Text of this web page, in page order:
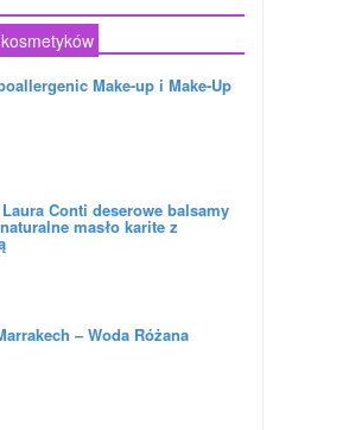
Make-up i Make-Up
Conti deserowe balsamy
masło karite z
– Woda Różana